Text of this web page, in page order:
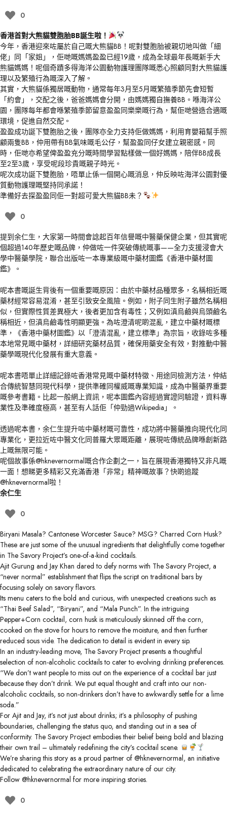
0
香港首對大熊貓雙胞胎BB誕生啦！
今年，香港迎來咗屬於自己嘅大熊貓BB！呢對雙胞胎被親切地叫做「細
佬」同「家姐」，佢哋嘅媽媽盈盈已經19歲，成為全球最年長嘅新手大
熊貓媽媽！呢個奇蹟多得海洋公園動物護理團隊嘅悉心照顧同對大熊貓護
理以及繁殖行為嘅深入了解。
其實，大熊貓係獨居嘅動物，通常每年3月至5月嘅繁殖季節先會短暫
「約會」，交配之後，爸爸媽媽會分開，由媽媽獨自撫養BB。喺海洋公
園，團隊每年都會喺繁殖季節留意盈盈同樂樂嘅行為，幫佢哋營造合適嘅
環境，促進自然交配。
盈盈成功誕下雙胞胎之後，團隊亦全力支持佢做媽媽，利用育嬰箱幫手照
顧兩隻BB，仲用帶有BB氣味嘅毛公仔，幫盈盈同仔女建立親密感。同
時，佢哋亦希望俾盈盈充分嘅時間學習點樣做一個好媽媽，陪伴BB成長
至2至3歲，享受呢段珍貴嘅親子時光。
呢次成功誕下雙胞胎，唔單止係一個開心嘅消息，仲反映咗海洋公園對優
質動物護理嘅堅持同承諾！
準備好去探盈盈同佢一對超可愛大熊貓BB未？
0
提到余仁生，大家第一時間會諗起百年信譽嘅中醫藥保健企業，但其實呢
個超過140年歷史嘅品牌，仲做咗一件突破傳統嘅事——全力支援浸會大
學中醫藥學院，聯合出版咗一本專業級嘅中藥材圖鑑《香港中藥材圖
鑑》。
呢本書嘅誕生背後有一個重要嘅原因：由於中藥材品種眾多，名稱相近嘅
藥材經常容易混淆，甚至引致安全風險。例如，附子同生附子雖然名稱相
似，但實際性質差異極大，後者更加含有毒性；又例如滇烏鹼與烏頭鹼名
稱相近，但滇烏鹼毒性明顯更強。為咗澄清呢啲混亂，建立中藥材嘅標
準，《香港中藥材圖鑑》以「澄清混亂，建立標準」為宗旨，收錄咗多種
本地常見嘅中藥材，詳細研究藥材品質，確保用藥安全有效，對推動中醫
藥學嘅現代化發展有重大意義。
呢本書唔單止詳細記錄咗香港常見嘅中藥材特徵、用途同檢測方法，仲結
合傳統智慧同現代科學，提供準確同權威嘅專業知識，成為中醫藥界重要
嘅參考書籍。比起一般網上資訊，呢本圖鑑內容經過實證同驗證，資料專
業性及準確度極高，甚至有人話佢「仲勁過Wikipedia」。
透過呢本書，余仁生提升咗中藥材嘅可靠性，成功將中醫藥推向現代化同
專業化，更拉近咗中醫文化同普羅大眾嘅距離，展現咗傳統品牌喺創新路
上嘅無限可能。
呢個故事係@hknevernormal嘅合作企劃之一，旨在展現香港獨特又非凡嘅
一面！想睇更多精彩又充滿香港「非常」精神嘅故事？快啲追蹤
@hknevernormal啦！
余仁生
0
Biryani Masala? Cantonese Worcester Sauce? MSG? Charred Corn Husk?
These are just some of the unusual ingredients that delightfully come together
in The Savory Project’s one-of-a-kind cocktails.
Ajit Gurung and Jay Khan dared to defy norms with The Savory Project, a
“never normal” establishment that flips the script on traditional bars by
focusing solely on savory flavors.
Its menu caters to the bold and curious, with unexpected creations such as
“Thai Beef Salad”, “Biryani”, and “Mala Punch”. In the intriguing
Pepper+Corn cocktail, corn husk is meticulously skinned off the corn,
cooked on the stove for hours to remove the moisture, and then further
reduced sous vide. The dedication to detail is evident in every sip.
In an industry-leading move, The Savory Project presents a thoughtful
selection of non-alcoholic cocktails to cater to evolving drinking preferences.
“We don’t want people to miss out on the experience of a cocktail bar just
because they don’t drink. We put equal thought and craft into our non-
alcoholic cocktails, so non-drinkers don’t have to awkwardly settle for a lime
soda.”
For Ajit and Jay, it’s not just about drinks; it’s a philosophy of pushing
boundaries, challenging the status quo, and standing out in a sea of
conformity. The Savory Project embodies their belief being bold and blazing
their own trail – ultimately redefining the city’s cocktail scene.
We’re sharing this story as a proud partner of @hknevernormal, an initiative
dedicated to celebrating the extraordinary nature of our city.
Follow @hknevernormal for more inspiring stories.
0